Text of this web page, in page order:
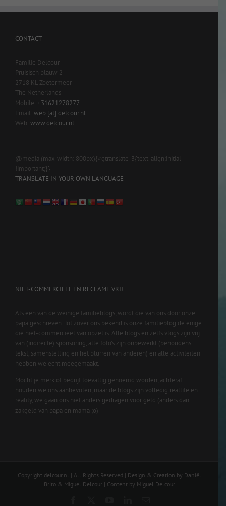
CONTACT
Familie Delcour
Pruisisch blauw 2
2718 KL Zoetermeer
The Netherlands
Mobile: +31621278277
Email: web [at] delcour.nl
Web: www.delcour.nl
@media (max-width: 800px){#gtranslate-3{text-align:initial
!important;}}
TRANSLATE IN YOUR OWN LANGUAGE
NIET-COMMERCIEEL EN RECLAME VRIJ
Als een van de weinige familieblogs, wordt die van ons door onze
papa geschreven. Tot zover ons bekend is onze familieblog de enige
die niet-commercieel van opzet is. Alle blogs en zelfs vlogs zijn vrij
van (indirecte) sponsoring, alle foto’s zijn onbewerkt (behoudens
tekst, samenstelling en het blurren van anderen) en alle activiteiten
hebben we echt meegemaakt.
Mocht je merk of bedrijf toevallig genoemd worden, achteraf
houden we ons aanbevolen, maar de blogs zijn volledig reallife en
reality, we gaan ons niet anders gedragen voor geld (anders dan
zakgeld van papa en mama ;o)
Copyright delcour.nl | All Rights Reserved | Design & Creation by Daniël
Brito & Miguel Delcour | Content by Miguel Delcour